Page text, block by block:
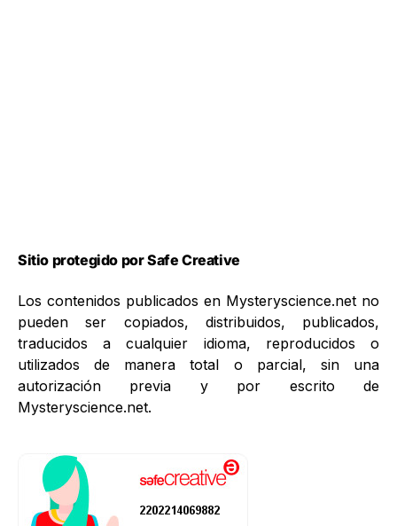
Sitio protegido por Safe Creative
Los contenidos publicados en Mysteryscience.net no
pueden ser copiados, distribuidos, publicados,
traducidos a cualquier idioma, reproducidos o
utilizados de manera total o parcial, sin una
autorización previa y por escrito de
Mysteryscience.net.